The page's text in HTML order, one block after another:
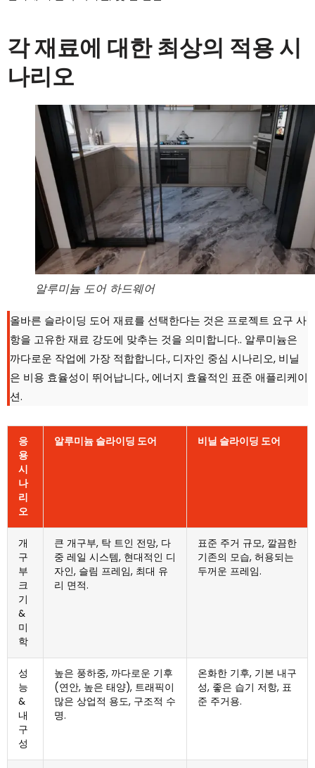
각 재료에 대한 최상의 적용 시
나리오
알루미늄 도어 하드웨어
올바른 슬라이딩 도어 재료를 선택한다는 것은 프로젝트 요구 사
항을 고유한 재료 강도에 맞추는 것을 의미합니다.. 알루미늄은
까다로운 작업에 가장 적합합니다., 디자인 중심 시나리오, 비닐
은 비용 효율성이 뛰어납니다., 에너지 효율적인 표준 애플리케이
션.
응
용
시
나
리
오
알루미늄 슬라이딩 도어 비닐 슬라이딩 도어
개
구
부
크
기
&
미
학
큰 개구부, 탁 트인 전망, 다
중 레일 시스템, 현대적인 디
자인, 슬림 프레임, 최대 유
리 면적.
표준 주거 규모, 깔끔한
기존의 모습, 허용되는
두꺼운 프레임.
성
능
&
내
구
성
높은 풍하중, 까다로운 기후
(연안, 높은 태양), 트래픽이
많은 상업적 용도, 구조적 수
명.
온화한 기후, 기본 내구
성, 좋은 습기 저항, 표
준 주거용.